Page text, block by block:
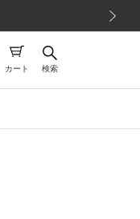
カート 検索